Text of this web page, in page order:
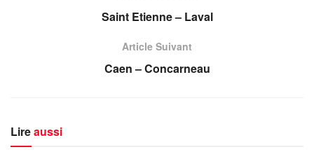
Saint Etienne – Laval
Article Suivant
Caen – Concarneau
Lireaussi